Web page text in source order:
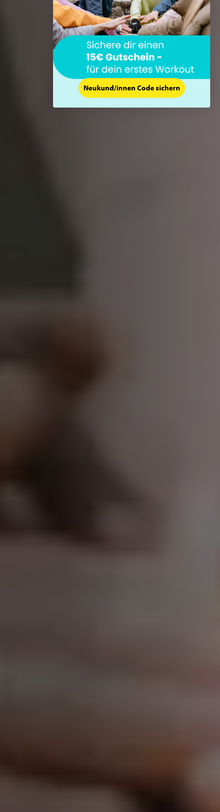
Neukund/innen Code sichern